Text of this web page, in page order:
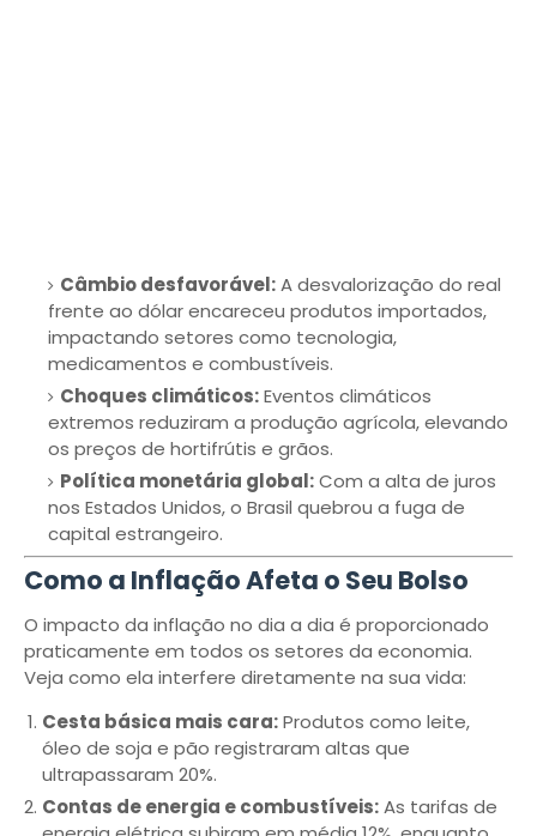
Câmbio desfavorável:A desvalorização do real
frente ao dólar encareceu produtos importados,
impactando setores como tecnologia,
medicamentos e combustíveis.
Choques climáticos:Eventos climáticos
extremos reduziram a produção agrícola, elevando
os preços de hortifrútis e grãos.
Política monetária global:Com a alta de juros
nos Estados Unidos, o Brasil quebrou a fuga de
capital estrangeiro.
Como a Inflação Afeta o Seu Bolso
O impacto da inflação no dia a dia é proporcionado
praticamente em todos os setores da economia.
Veja como ela interfere diretamente na sua vida:
Cesta básica mais cara:Produtos como leite,
óleo de soja e pão registraram altas que
ultrapassaram 20%.
Contas de energia e combustíveis:As tarifas de